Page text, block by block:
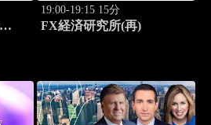
19:00-19:15 15分
FX経済研究所(再)